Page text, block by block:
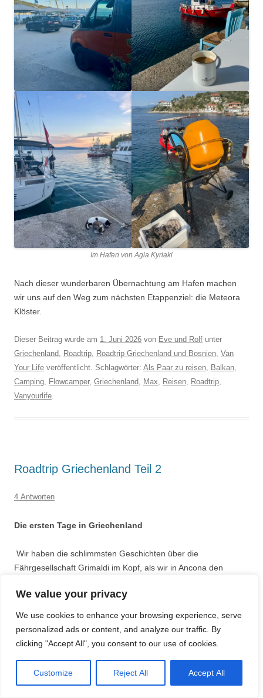
We value your privacy
We use cookies to enhance your browsing experience, serve
personalized ads or content, and analyze our traffic. By
clicking "Accept All", you consent to our use of cookies.
Customize Reject All Accept All
Im Hafen von Agia Kyriaki
Nach dieser wunderbaren Übernachtung am Hafen machen
wir uns auf den Weg zum nächsten Etappenziel: die Meteora
Klöster.
Dieser Beitrag wurde am 1. Juni 2026 von Eve und Rolf unter
Griechenland Roadtrip Roadtrip Griechenland und Bosnien Van
Your Life veröffentlicht. Schlagwörter: Als Paar zu reisen Balkan
Camping Flowcamper, Griechenland Max Reisen Roadtrip
Vanyourlife
Roadtrip Griechenland Teil 2
4 Antworten
Die ersten Tage in Griechenland
Wir haben die schlimmsten Geschichten über die
Fährgesellschaft Grimaldi im Kopf, als wir in Ancona den
an und verbringen dort die ersten Tage.
Abonnieren